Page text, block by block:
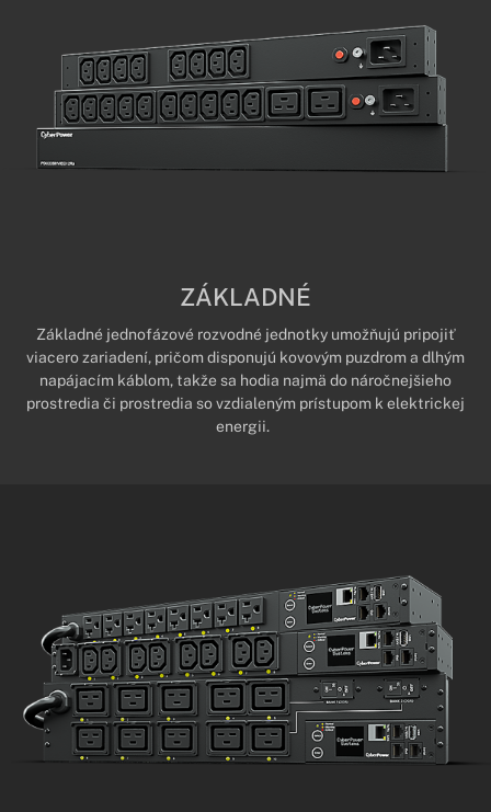
ZÁKLADNÉ
Základné jednofázové rozvodné jednotky umožňujú pripojiť
viacero zariadení, pričom disponujú kovovým puzdrom a dlhým
napájacím káblom, takže sa hodia najmä do náročnejšieho
prostredia či prostredia so vzdialeným prístupom k elektrickej
energii.